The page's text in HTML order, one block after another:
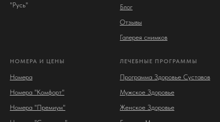
"Русь"
Блог
Отзывы
Галерея снимков
НОМЕРА И ЦЕНЫ
Номера
Номера "Комфорт"
Номера "Премиум"
ЛЕЧЕБНЫЕ ПРОГРАММЫ
Программа Здоровье Суставов
Мужское Здоровье
Женское Здоровье